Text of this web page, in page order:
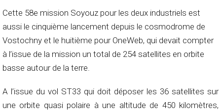
Cette 58e mission Soyouz pour les deux industriels est
aussi le cinquième lancement depuis le cosmodrome de
Vostochny et le huitième pour OneWeb, qui devait compter
à l’issue de la mission un total de 254 satellites en orbite
basse autour de la terre.
A l’issue du vol ST33 qui doit déposer les 36 satellites sur
une orbite quasi polaire à une altitude de 450 kilomètres,